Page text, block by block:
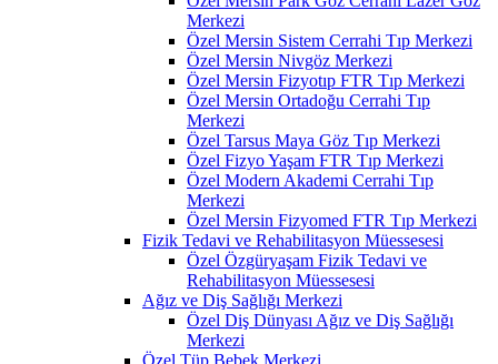
Merkezi
Özel Mersin Sistem Cerrahi Tıp Merkezi
Özel Mersin Nivgöz Merkezi
Özel Mersin Fizyotıp FTR Tıp Merkezi
Özel Mersin Ortadoğu Cerrahi Tıp
Merkezi
Özel Tarsus Maya Göz Tıp Merkezi
Özel Fizyo Yaşam FTR Tıp Merkezi
Özel Modern Akademi Cerrahi Tıp
Merkezi
Özel Mersin Fizyomed FTR Tıp Merkezi
Fizik Tedavi ve Rehabilitasyon Müessesesi
Özel Özgüryaşam Fizik Tedavi ve
Rehabilitasyon Müessesesi
Ağız ve Diş Sağlığı Merkezi
Özel Diş Dünyası Ağız ve Diş Sağlığı
Merkezi
Özel Tüp Bebek Merkezi